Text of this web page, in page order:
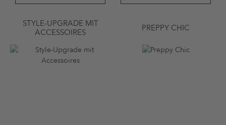
STYLE-UPGRADE MIT
ACCESSOIRES
PREPPY CHIC